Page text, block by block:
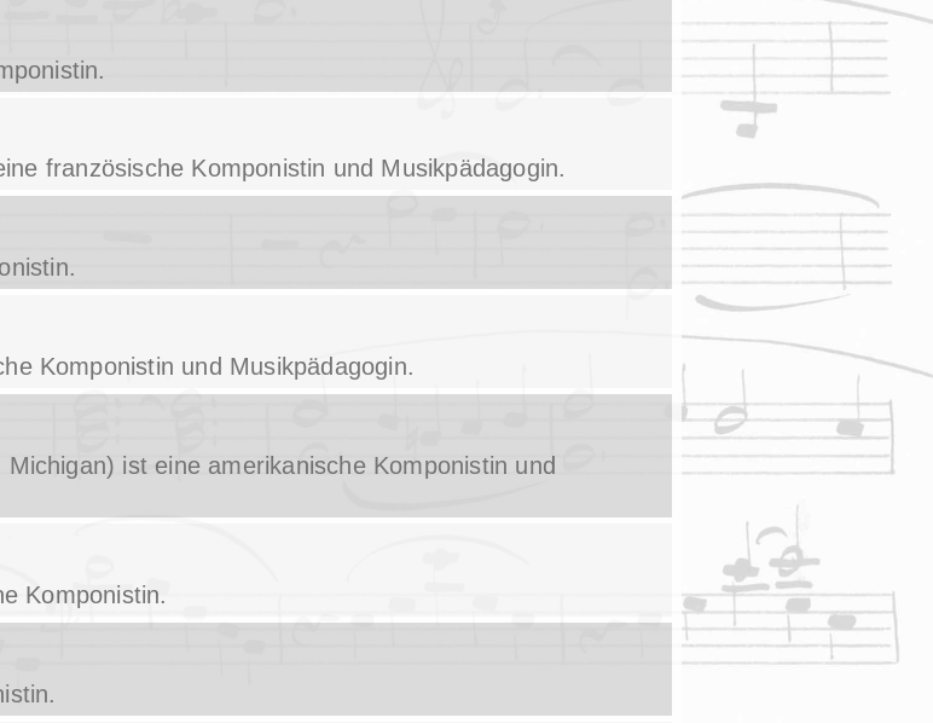
französische Komponistin und Musikpädagogin.
Komponistin und Musikpädagogin.
ist eine amerikanische Komponistin und
Komponistin.